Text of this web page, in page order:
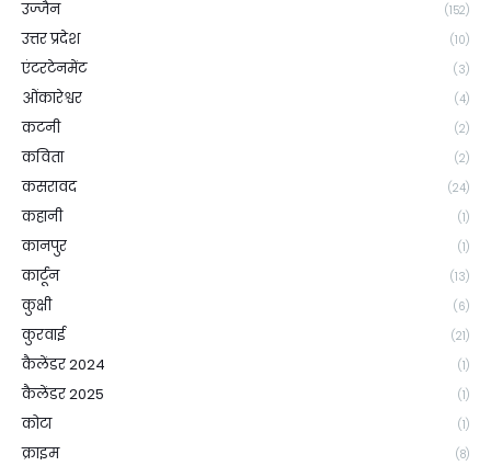
उज्जैन (152)
उत्तर प्रदेश (10)
एंटरटेनमेंट (3)
ओंकारेश्वर (4)
कटनी (2)
कविता (2)
कसरावद (24)
कहानी (1)
कानपुर (1)
कार्टून (13)
कुक्षी (6)
कुरवाई (21)
कैलेंडर 2024 (1)
कैलेंडर 2025 (1)
कोटा (1)
क्राइम (8)